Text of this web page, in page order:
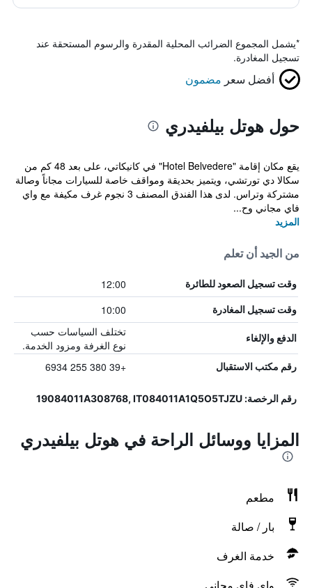
*يشمل المجموع الضرائب المحلية المقدرة والرسوم المستحقة عند
تسجيل المغادرة.
أفضل سعر مضمون
حول هوتل بيلفيدري
يقع مكان إقامة "Hotel Belvedere" في كانيكاتي، على بعد 48 كم من
سكالا دي تورتشي، ويتميز بحديقة ومواقف خاصة للسيارات مجاناً وصالة
مشتركة وتراس. لدى هذا الفندق المصنف 3 نجوم غرف مكيفة مع واي
فاي مجاني وح...
المزيد
من الجيد أن تعلم
وقت تسجيل الصعود للطائرة 12:00
وقت تسجيل المغادرة 10:00
الدفع والإلغاء
تختلف السياسات حسب
نوع الغرفة ومزود الخدمة.
رقم مكتب الاستقبال +39 380 255 6934
رقم الرخصة: 19084011A308768, IT084011A1Q5O5TJZU
المزايا ووسائل الراحة في هوتل بيلفيدري
مطعم
بار / صالة
خدمة الغرف